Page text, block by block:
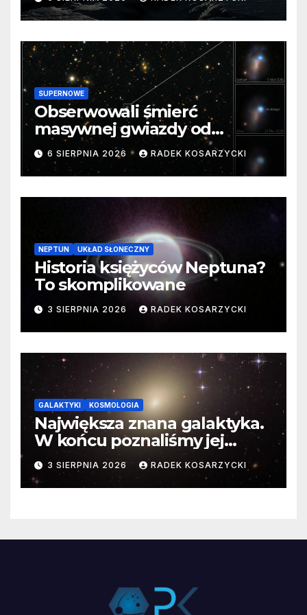
SUPERNOWE
Obserwowali śmierć
masywnej gwiazdy od
samego początku. Niezwykle
cenne dane
6 SIERPNIA 2026 RADEK KOSARZYCKI
NEPTUN UKŁAD SŁONECZNY
Historia księżyców Neptuna?
To skomplikowane
3 SIERPNIA 2026 RADEK KOSARZYCKI
GALAKTYKI KOSMOLOGIA
Największa znana galaktyka.
W końcu poznaliśmy jej
faktyczne wymiary
3 SIERPNIA 2026 RADEK KOSARZYCKI